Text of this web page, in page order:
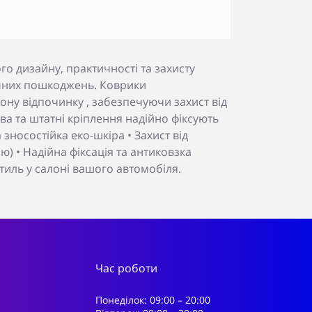
дизайну, практичності та захисту
пошкоджень. Коврики
відпочинку , забезпечуючи захист від
штатні кріплення надійно фіксують
еко-шкіра • Захист від
Надійна фіксація та антиковзка
у салоні вашого автомобіля.
Час роботи
Понеділок: 09:00 – 20:00